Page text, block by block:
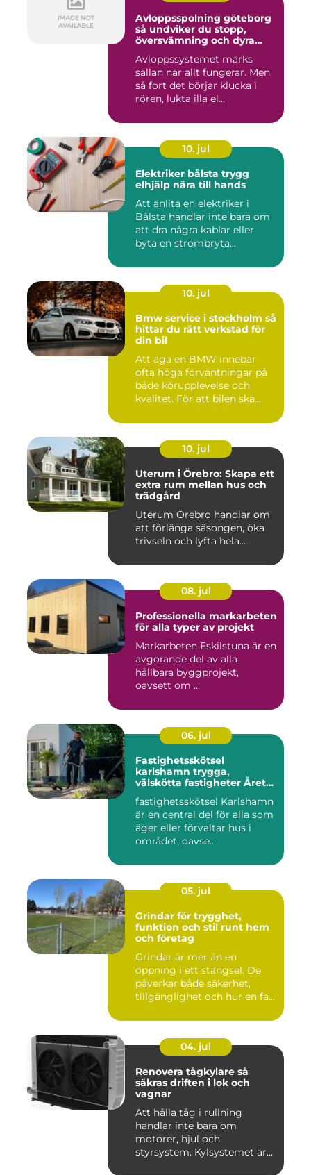
Avloppsspolning göteborg
så undviker du stopp,
översvämning och dyra
Avloppssystemet märks
sällan när allt fungerar. Men
så fort det börjar klucka i
rören, lukta illa el...
10. jul
Elektriker bålsta trygg
elhjälp nära till hands
Att anlita en elektriker i
Bålsta handlar inte bara om
att dra några kablar eller
byta en strömbryta...
10. jul
Bmw service i stockholm så
hittar du rätt verkstad för
din bil
Att äga en BMW innebär
ofta höga förväntningar på
både körupplevelse och
kvalitet. För att bilen ska...
10. jul
Uterum i Örebro: Skapa ett
extra rum mellan hus och
trädgård
Uterum Örebro handlar om
att förlänga säsongen, öka
trivseln och lyfta hela...
08. jul
Professionella markarbeten
för alla typer av projekt
Markarbeten Eskilstuna är en
avgörande del av alla
hållbara byggprojekt,
oavsett om ...
06. jul
Fastighetsskötsel
karlshamn trygga,
välskötta fastigheter Året
fastighetsskötsel Karlshamn
är en central del för alla som
äger eller förvaltar hus i
området, oavse...
05. jul
Grindar för trygghet,
funktion och stil runt hem
och företag
Grindar är mer än en
öppning i ett stängsel. De
påverkar både säkerhet,
tillgänglighet och hur en fa...
04. jul
Renovera tågkylare så
säkras driften i lok och
vagnar
Att hålla tåg i rullning
handlar inte bara om
motorer, hjul och
styrsystem. Kylsystemet är